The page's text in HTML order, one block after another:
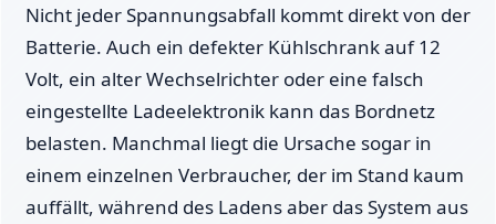
Nicht jeder Spannungsabfall kommt direkt von der
Batterie. Auch ein defekter Kühlschrank auf 12
Volt, ein alter Wechselrichter oder eine falsch
eingestellte Ladeelektronik kann das Bordnetz
belasten. Manchmal liegt die Ursache sogar in
einem einzelnen Verbraucher, der im Stand kaum
auffällt, während des Ladens aber das System aus